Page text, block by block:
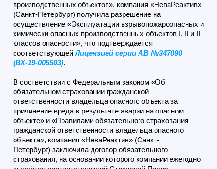
производственных объектов», компания «НеваРеактив»
(Санкт-Петербург) получила разрешение на
осуществление «Эксплуатации взрывопожароопасных и
химически опасных производственных объектов I, II и III
классов опасности», что подтверждается
соответствующейЛицензией серии АВ №347090
(ВХ-19-005503).
В соответствии с Федеральным законом «Об
обязательном страховании гражданской
ответственности владельца опасного объекта за
причинение вреда в результате аварии на опасном
объекте» и «Правилами обязательного страхования
гражданской ответственности владельца опасного
объекта», компания «НеваРеактив» (Санкт-
Петербург) заключила договор обязательного
страхования, на основании которого компании ежегодно